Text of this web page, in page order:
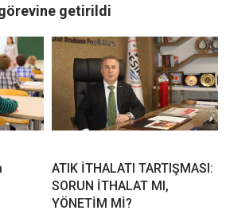
görevine getirildi
ATIK İTHALATI TARTIŞMASI:
SORUN İTHALAT MI,
YÖNETİM Mİ?